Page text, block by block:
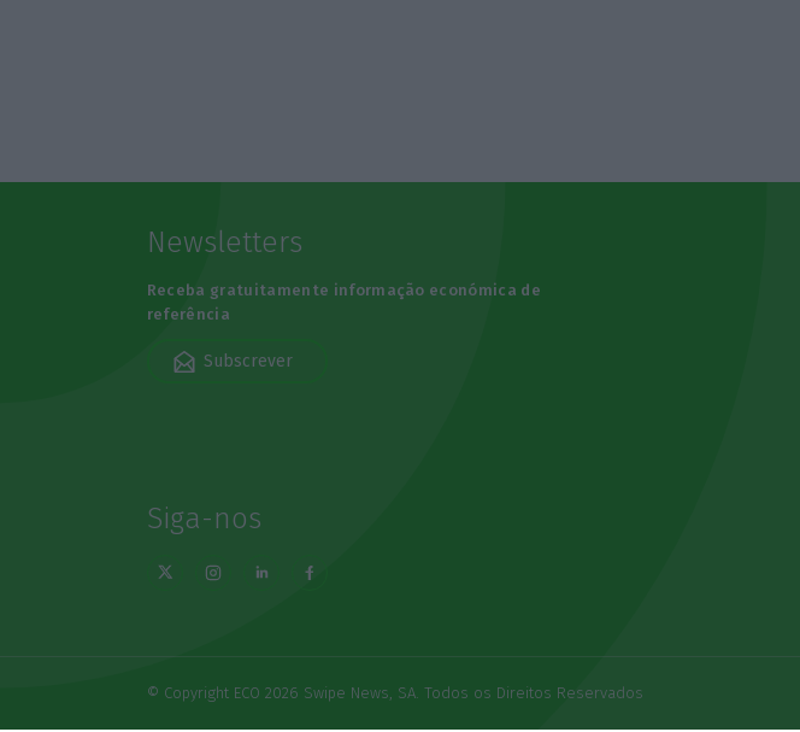
Newsletters
Receba gratuitamente informação económica de
referência
Subscrever
Siga-nos
© Copyright ECO 2026 Swipe News, SA. Todos os Direitos Reservados